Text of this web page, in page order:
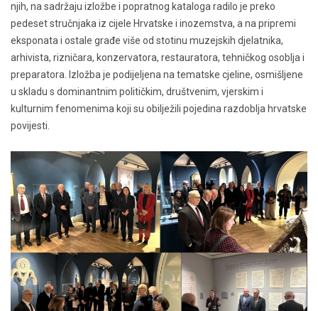
njih, na sadržaju izložbe i popratnog kataloga radilo je preko
pedeset stručnjaka iz cijele Hrvatske i inozemstva, a na pripremi
eksponata i ostale građe više od stotinu muzejskih djelatnika,
arhivista, rizničara, konzervatora, restauratora, tehničkog osoblja i
preparatora. Izložba je podijeljena na tematske cjeline, osmišljene
u skladu s dominantnim političkim, društvenim, vjerskim i
kulturnim fenomenima koji su obilježili pojedina razdoblja hrvatske
povijesti.